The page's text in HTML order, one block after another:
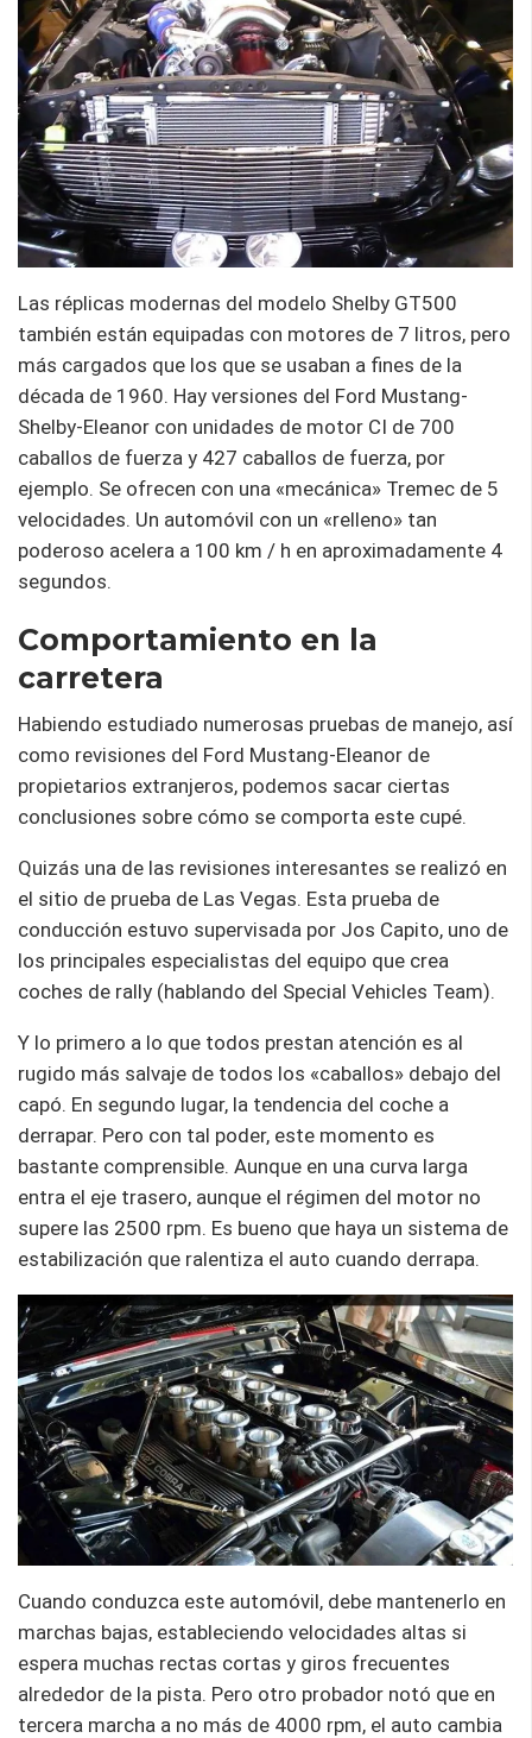
Las réplicas modernas del modelo Shelby GT500
también están equipadas con motores de 7 litros, pero
más cargados que los que se usaban a fines de la
década de 1960. Hay versiones del Ford Mustang-
Shelby-Eleanor con unidades de motor CI de 700
caballos de fuerza y ​​427 caballos de fuerza, por
ejemplo. Se ofrecen con una «mecánica» Tremec de 5
velocidades. Un automóvil con un «relleno» tan
poderoso acelera a 100 km / h en aproximadamente 4
segundos.
Comportamiento en la
carretera
Habiendo estudiado numerosas pruebas de manejo, así
como revisiones del Ford Mustang-Eleanor de
propietarios extranjeros, podemos sacar ciertas
conclusiones sobre cómo se comporta este cupé.
Quizás una de las revisiones interesantes se realizó en
el sitio de prueba de Las Vegas. Esta prueba de
conducción estuvo supervisada por Jos Capito, uno de
los principales especialistas del equipo que crea
coches de rally (hablando del Special Vehicles Team).
Y lo primero a lo que todos prestan atención es al
rugido más salvaje de todos los «caballos» debajo del
capó. En segundo lugar, la tendencia del coche a
derrapar. Pero con tal poder, este momento es
bastante comprensible. Aunque en una curva larga
entra el eje trasero, aunque el régimen del motor no
supere las 2500 rpm. Es bueno que haya un sistema de
estabilización que ralentiza el auto cuando derrapa.
Cuando conduzca este automóvil, debe mantenerlo en
marchas bajas, estableciendo velocidades altas si
espera muchas rectas cortas y giros frecuentes
alrededor de la pista. Pero otro probador notó que en
tercera marcha a no más de 4000 rpm, el auto cambia